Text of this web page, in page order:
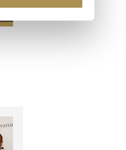
zu können
diese Informationen
Ihrer Nutzung